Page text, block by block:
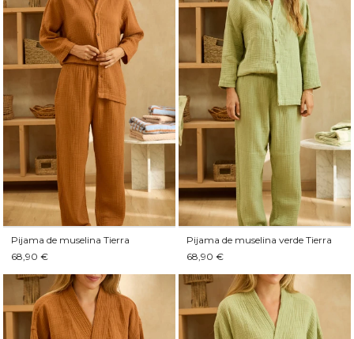
Pijama de muselina Tierra
68,90 €
Pijama de muselina verde Tierra
68,90 €